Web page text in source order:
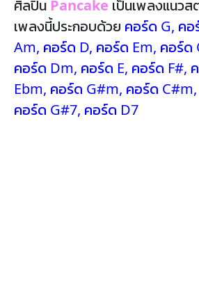
ศิลปิน Pancake เป็นเพลงแนว
เพลงนี้ประกอบด้วย คอร์ด G, คอ
Am, คอร์ด D, คอร์ด Em, คอร์ด
คอร์ด Dm, คอร์ด E, คอร์ด F#,
Ebm, คอร์ด G#m, คอร์ด C#m,
คอร์ด G#7, คอร์ด D7